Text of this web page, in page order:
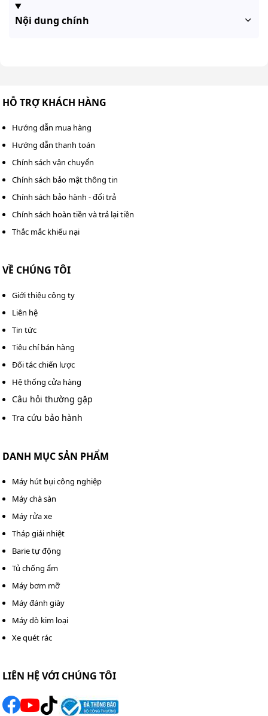
Nội dung chính
HỖ TRỢ KHÁCH HÀNG
Hướng dẫn mua hàng
Hướng dẫn thanh toán
Chính sách vận chuyển
Chính sách bảo mật thông tin
Chính sách bảo hành - đổi trả
Chính sách hoàn tiền và trả lại tiền
Thắc mắc khiếu nại
VỀ CHÚNG TÔI
Giới thiệu công ty
Liên hệ
Tin tức
Tiêu chí bán hàng
Đối tác chiến lược
Hệ thống cửa hàng
Câu hỏi thường gặp
Tra cứu bảo hành
DANH MỤC SẢN PHẨM
Máy hút bụi công nghiệp
Máy chà sàn
Máy rửa xe
Tháp giải nhiệt
Barie tự động
Tủ chống ẩm
Máy bơm mỡ
Máy đánh giày
Máy dò kim loại
Xe quét rác
LIÊN HỆ VỚI CHÚNG TÔI